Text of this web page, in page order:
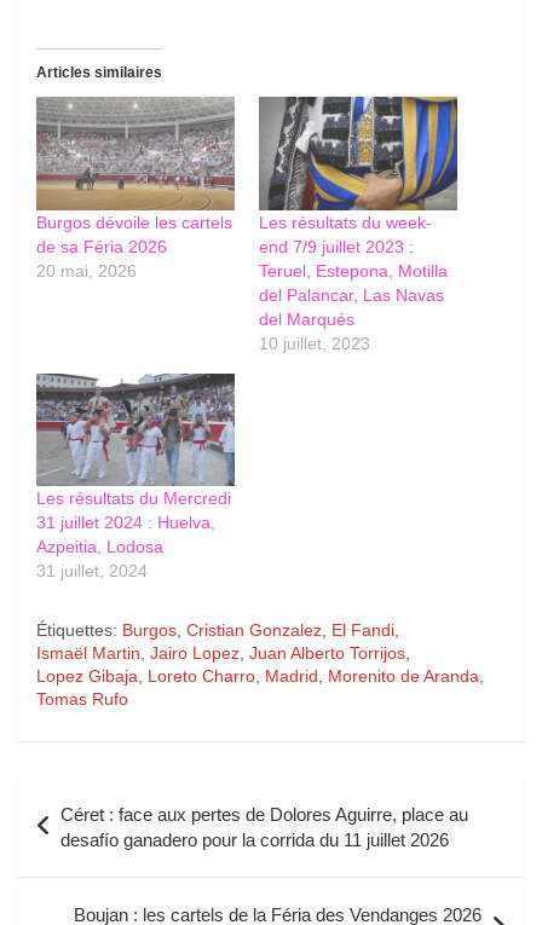
Articles similaires
Burgos dévoile les cartels
de sa Féria 2026
20 mai, 2026
Les résultats du week-
end 7/9 juillet 2023 :
Teruel, Estepona, Motilla
del Palancar, Las Navas
del Marqués
10 juillet, 2023
Les résultats du Mercredi
31 juillet 2024 : Huelva,
Azpeitia, Lodosa
31 juillet, 2024
Étiquettes: Burgos, Cristian Gonzalez, El Fandi,
Ismaël Martin, Jairo Lopez, Juan Alberto Torrijos,
Lopez Gibaja, Loreto Charro, Madrid, Morenito de Aranda,
Tomas Rufo
de
l’article
Céret : face aux pertes de Dolores Aguirre, place au
desafío ganadero pour la corrida du 11 juillet 2026
Boujan : les cartels de la Féria des Vendanges 2026